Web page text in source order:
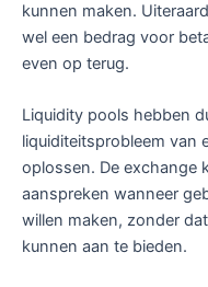
kunnen maken.
wel een bedrag voor
even op terug.
Liquidity pools hebben
liquiditeitsprobleem van
oplossen. De exchange
aanspreken wanneer
willen maken, zonder
kunnen aan te bieden.